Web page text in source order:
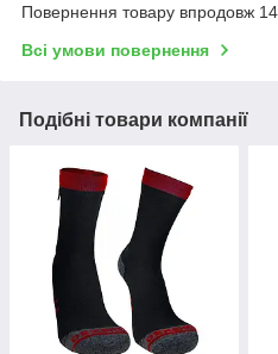
Повернення товару впродовж
Всі умови повернення
Подібні товари компанії